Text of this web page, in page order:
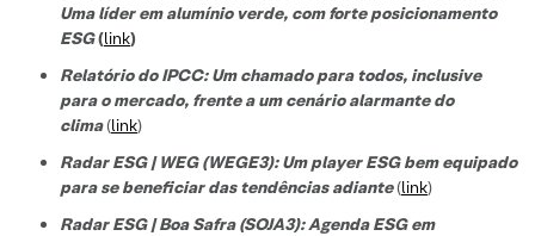
Uma líder em alumínio verde, com forte posicionamento
ESG(link)
Relatório do IPCC: Um chamado para todos, inclusive
para o mercado, frente a um cenário alarmante do
clima(link)
Radar ESG | WEG (WEGE3): Um player ESG bem equipado
para se beneficiar das tendências adiante(link)
Radar ESG | Boa Safra (SOJA3): Agenda ESG em